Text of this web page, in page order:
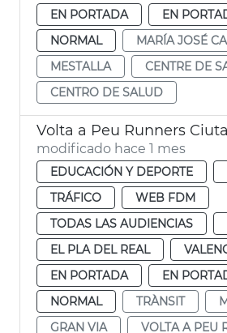
EN PORTADA
EN
NORMAL
MARÍA JOSÉ
MESTALLA
CENTRE DE
CENTRO DE SALUD
Volta a Peu Runners
modificado hace 1 mes
EDUCACIÓN Y DEPORTE
TRÁFICO
WEB FDM
TODAS LAS AUDIENCIAS
EL PLA DEL REAL
EN PORTADA
EN
NORMAL
TRÀNSIT
GRAN VIA
VOLTA A PEU